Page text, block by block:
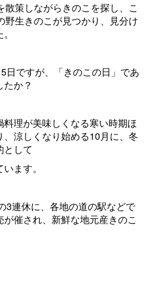
策しながらきのこを探し、 こ
野生きのこが見つかり、見分け
日ですが、「きのこの日」であ
か？
料理が美味しくなる寒い時期ほ
涼しくなり始める10月に、冬
として
ます。
3連休に、各地の道の駅などで
催され、 新鮮な地元産きのこ